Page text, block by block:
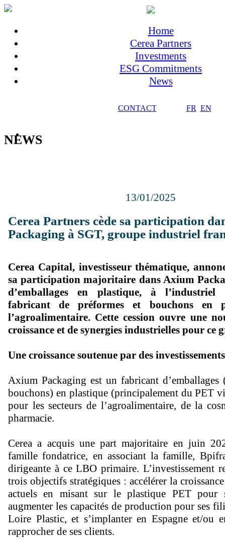
Home
Cerea Partners
Investments
ESG Commitments
News
CONTACT FR EN
NEWS
13/01/2025
Cerea Partners cède sa participation
Packaging à SGT, groupe industriel
Cerea Capital, investisseur thématique,
sa participation majoritaire dans Axium
d’emballages en plastique, à l’industriel
fabricant de préformes et bouchons en
l’agroalimentaire. Cette cession ouvre une
croissance et de synergies industrielles pour ce
Une croissance soutenue par des
Axium Packaging est un fabricant d’emballages
bouchons) en plastique (principalement du PET
pour les secteurs de l’agroalimentaire, de la
pharmacie.
Cerea a acquis une part majoritaire en juin
famille fondatrice, en associant la famille,
dirigeante à ce LBO primaire. L’investissement
trois objectifs stratégiques : accélérer la
actuels en misant sur le plastique PET pour
augmenter les capacités de production pour ses
Loire Plastic, et s’implanter en Espagne et/ou
rapprocher de ses clients.